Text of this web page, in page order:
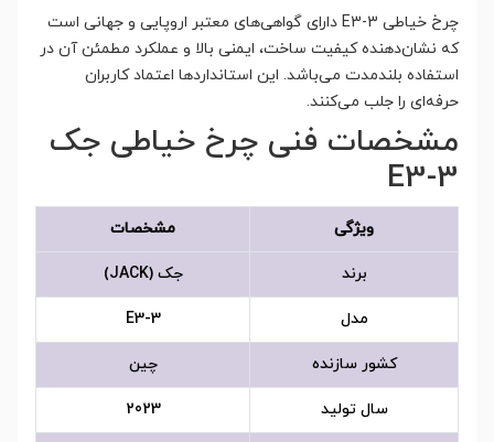
چرخ خیاطی E3-3 دارای گواهی‌های معتبر اروپایی و جهانی است
که نشان‌دهنده کیفیت ساخت، ایمنی بالا و عملکرد مطمئن آن در
استفاده بلندمدت می‌باشد. این استانداردها اعتماد کاربران
حرفه‌ای را جلب می‌کنند.
مشخصات فنی چرخ خیاطی جک
E3-3
ویژگی مشخصات
برند جک (JACK)
مدل E3-3
کشور سازنده چین
سال تولید 2023